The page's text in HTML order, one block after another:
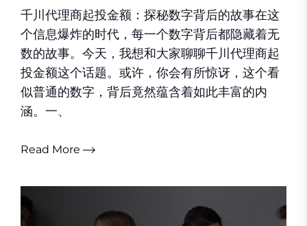
千川代理商起投金额：探秘数字背后的故事在这
个信息爆炸的时代，每一个数字背后都隐藏着无
数的故事。今天，我想和大家聊聊千川代理商起
投金额这个话题。或许，你会有所惊讶，这个看
似普通的数字，背后竟然蕴含着如此丰富的内
涵。一、
Read More